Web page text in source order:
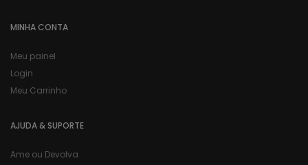
MINHA CONTA
Meu painel
Login
Meu Carrinho
AJUDA & SUPORTE
Ame ou Devolva